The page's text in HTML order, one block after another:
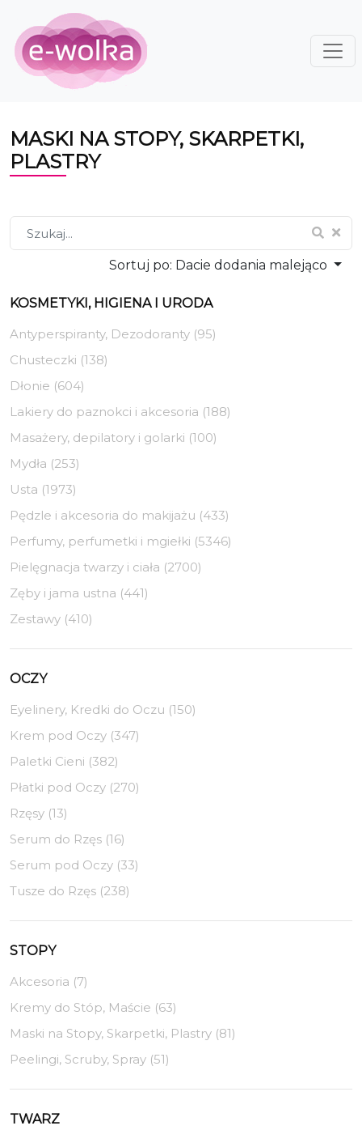
MASKI NA STOPY, SKARPETKI,
PLASTRY
Sortuj po: Dacie dodania malejąco
KOSMETYKI, HIGIENA I URODA
Antyperspiranty, Dezodoranty (95)
Chusteczki (138)
Dłonie (604)
Lakiery do paznokci i akcesoria (188)
Masażery, depilatory i golarki (100)
Mydła (253)
Usta (1973)
Pędzle i akcesoria do makijażu (433)
Perfumy, perfumetki i mgiełki (5346)
Pielęgnacja twarzy i ciała (2700)
Zęby i jama ustna (441)
Zestawy (410)
OCZY
Eyelinery, Kredki do Oczu (150)
Krem pod Oczy (347)
Paletki Cieni (382)
Płatki pod Oczy (270)
Rzęsy (13)
Serum do Rzęs (16)
Serum pod Oczy (33)
Tusze do Rzęs (238)
STOPY
Akcesoria (7)
Kremy do Stóp, Maście (63)
Maski na Stopy, Skarpetki, Plastry (81)
Peelingi, Scruby, Spray (51)
TWARZ